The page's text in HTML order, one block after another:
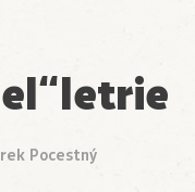
Pocestný